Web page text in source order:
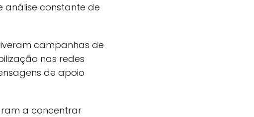
análise constante de
campanhas de
nas redes
de apoio
a concentrar